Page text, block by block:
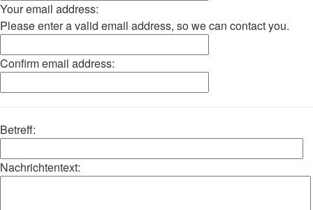
Your email address:
Please enter a valid email address, so we can contact you.
Confirm email address:
Betreff:
Nachrichtentext: